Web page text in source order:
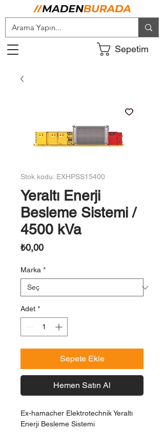
Sepetim
Stok kodu: EXHPSS15400
Yeraltı Enerji
Besleme Sistemi /
4500 kVa
₺0,00Fiyat
Marka *
Adet *
Sepete Ekle
Hemen Satın Al
Ex-hamacher Elektrotechnik Yeraltı
Enerji Besleme Sistemi